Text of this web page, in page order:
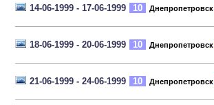
14-06-1999 - 17-06-1999 10 Днепропетровск
18-06-1999 - 20-06-1999 10 Днепропетровск
21-06-1999 - 24-06-1999 10 Днепропетровск